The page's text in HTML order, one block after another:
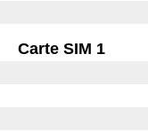
Carte SIM 1